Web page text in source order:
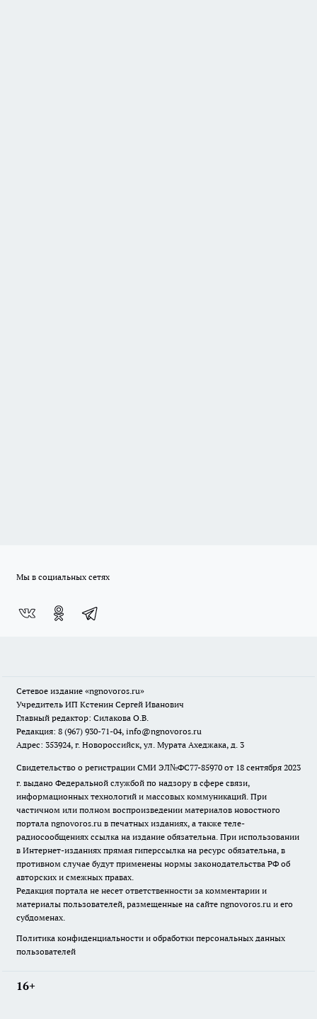
Мы в социальных сетях
Сетевое издание «ngnovoros.ru»
Учредитель ИП Кстенин Сергей Иванович
Главный редактор: Силакова О.В.
Редакция: 8 (967) 930-71-04, info@ngnovoros.ru
Адрес: 353924, г. Новороссийск, ул. Мурата Ахеджака, д. 3
Свидетельство о регистрации СМИ ЭЛ№ФС77-85970 от 18 сентября 2023
г. выдано Федеральной службой по надзору в сфере связи,
информационных технологий и массовых коммуникаций. При
частичном или полном воспроизведении материалов новостного
портала ngnovoros.ru в печатных изданиях, а также теле-
радиосообщениях ссылка на издание обязательна. При использовании
в Интернет-изданиях прямая гиперссылка на ресурс обязательна, в
противном случае будут применены нормы законодательства РФ об
авторских и смежных правах.
Редакция портала не несет ответственности за комментарии и
материалы пользователей, размещенные на сайте ngnovoros.ru и его
субдоменах.
Политика конфиденциальности и обработки персональных данных
пользователей
16+